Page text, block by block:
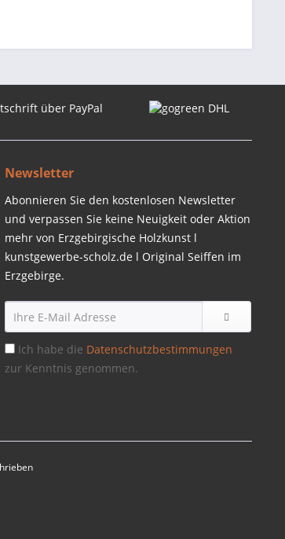
Newsletter
Abonnieren Sie den kostenlosen Newsletter
und verpassen Sie keine Neuigkeit oder Aktion
mehr von Erzgebirgische Holzkunst l
kunstgewerbe-scholz.de l Original Seiffen im
Erzgebirge.
Ich habe die Datenschutzbestimmungen
zur Kenntnis genommen.